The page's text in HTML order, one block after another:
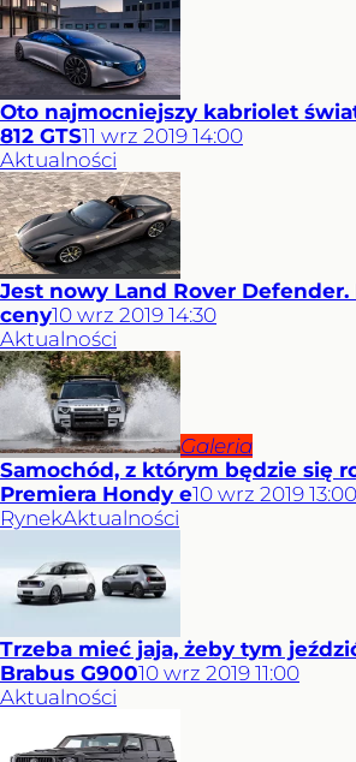
Oto najmocniejszy kabriolet
812 GTS11 wrz 2019 14:00
Aktualności
Jest nowy Land Rover
ceny10 wrz 2019 14:30
Aktualności
Galeria
Samochód, z którym będzie się
Premiera Hondy e10 wrz 2019 13:00
RynekAktualności
Trzeba mieć jaja, żeby tym
Brabus G90010 wrz 2019 11:00
Aktualności